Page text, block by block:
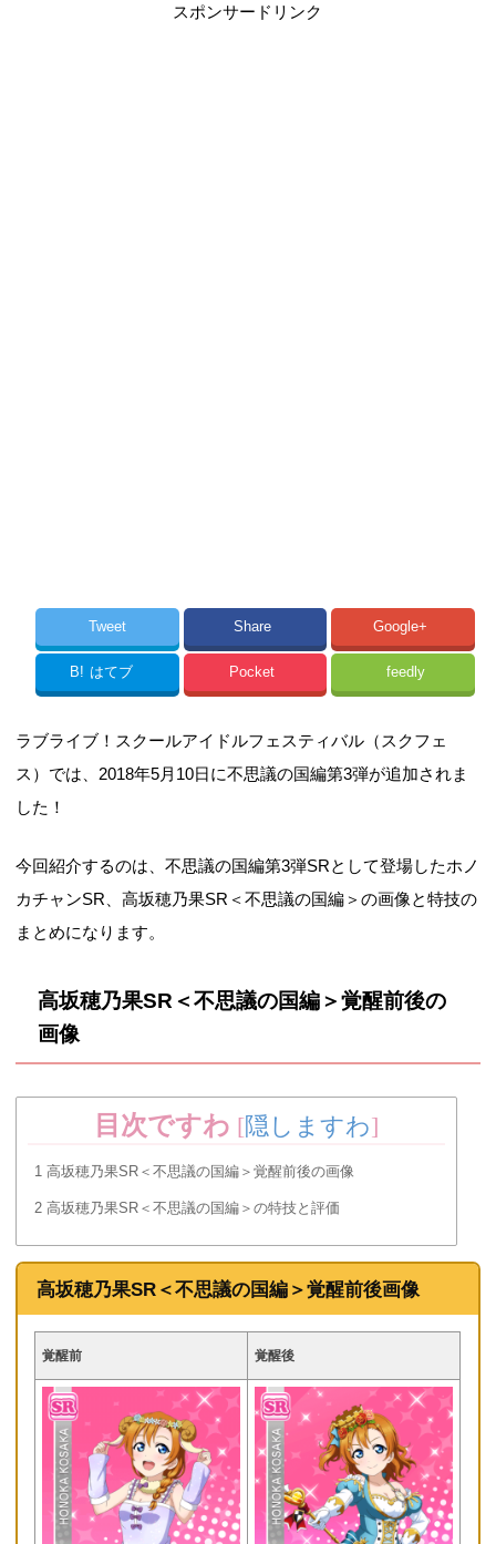
スポンサードリンク
Tweet Share Google+
B! はてブ Pocket feedly
ラブライブ！スクールアイドルフェスティバル（スクフェ
ス）では、2018年5月10日に不思議の国編第3弾が追加されま
した！
今回紹介するのは、不思議の国編第3弾SRとして登場したホノ
カチャンSR、高坂穂乃果SR＜不思議の国編＞の画像と特技の
まとめになります。
高坂穂乃果SR＜不思議の国編＞覚醒前後の
画像
目次ですわ [隠しますわ]
1 高坂穂乃果SR＜不思議の国編＞覚醒前後の画像
2 高坂穂乃果SR＜不思議の国編＞の特技と評価
高坂穂乃果SR＜不思議の国編＞覚醒前後画像
覚醒前 覚醒後